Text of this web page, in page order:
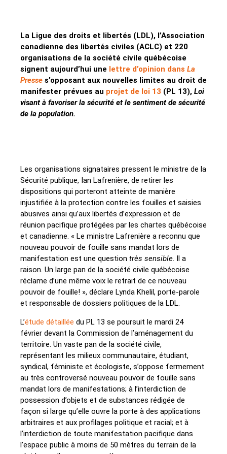
La Ligue des droits et libertés (LDL), l’Association
canadienne des libertés civiles (ACLC) et 220
organisations de la société civile québécoise
signent aujourd’hui une lettre d’opinion dans La
Presse s’opposant aux nouvelles limites au droit de
manifester prévues au projet de loi 13 (PL 13), Loi
visant à favoriser la sécurité et le sentiment de sécurité
de la population.
Les organisations signataires pressent le ministre de la
Sécurité publique, Ian Lafrenière, de retirer les
dispositions qui porteront atteinte de manière
injustifiée à la protection contre les fouilles et saisies
abusives ainsi qu’aux libertés d’expression et de
réunion pacifique protégées par les chartes québécoise
et canadienne. « Le ministre Lafrenière a reconnu que
nouveau pouvoir de fouille sans mandat lors de
manifestation est une question très sensible. Il a
raison. Un large pan de la société civile québécoise
réclame d’une même voix le retrait de ce nouveau
pouvoir de fouille! », déclare Lynda Khelil, porte-parole
et responsable de dossiers politiques de la LDL.
L’étude détaillée du PL 13 se poursuit le mardi 24
février devant la Commission de l’aménagement du
territoire. Un vaste pan de la société civile,
représentant les milieux communautaire, étudiant,
syndical, féministe et écologiste, s’oppose fermement
au très controversé nouveau pouvoir de fouille sans
mandat lors de manifestations; à l’interdiction de
possession d’objets et de substances rédigée de
façon si large qu’elle ouvre la porte à des applications
arbitraires et aux profilages politique et racial; et à
l’interdiction de toute manifestation pacifique dans
l’espace public à moins de 50 mètres du terrain de la